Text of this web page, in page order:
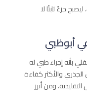
جزءً ثابتًا لا
أبوظبي
بأنه إجراء طبي له
والأكثر كفاءة
ومن أبرز